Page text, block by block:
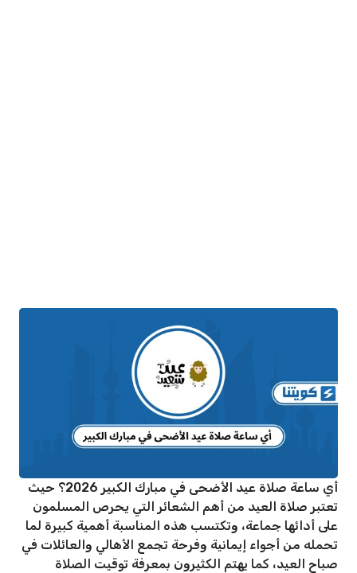
أي ساعة صلاة عيد الأضحى في مبارك الكبير 2026؟ حيث
تعتبر صلاة العيد من أهم الشعائر التي يحرص المسلمون
على أدائها جماعة، وتكتسب هذه المناسبة أهمية كبيرة لما
تحمله من أجواء إيمانية وفرحة تجمع الأهالي والعائلات في
صباح العيد، كما يهتم الكثيرون بمعرفة توقيت الصلاة